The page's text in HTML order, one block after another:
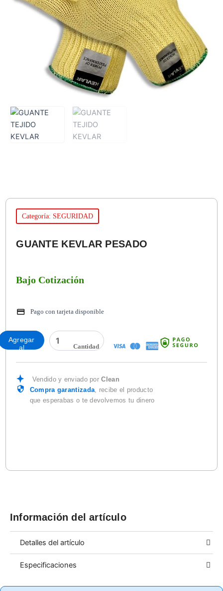
Categoría: SEGURIDAD
GUANTE KEVLAR PESADO
Bajo Cotización
Pago con tarjeta disponible
GUANTE
KEVLAR
cantidad
Agregar
al
Vendido y enviado porClean
Compra garantizada , recibe el producto
que esperabas o te devolvemos tu dinero
Información del artículo
Detalles del artículo
Especificaciones